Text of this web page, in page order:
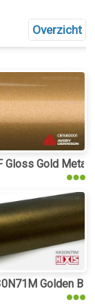
Overzicht
Gloss Gold
Golden